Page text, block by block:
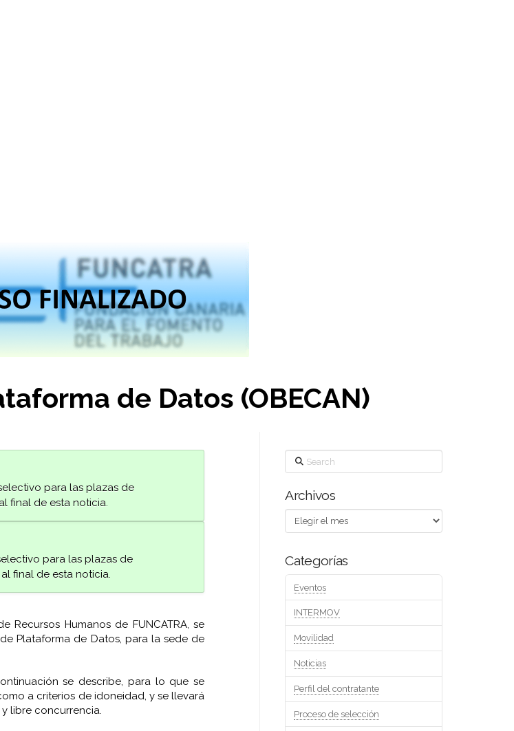
de Datos (OBECAN)
para las plazas de
final de esta noticia.
para las plazas de
final de esta noticia.
Humanos de FUNCATRA, se
Plataforma de Datos, para la sede de
se describe, para lo que se
a criterios de idoneidad, y se llevará
libre concurrencia.
Search
Archivos
Archivos
Categorías
Eventos
INTERMOV
Movilidad
Noticias
Perfil del contratante
Proceso de selección